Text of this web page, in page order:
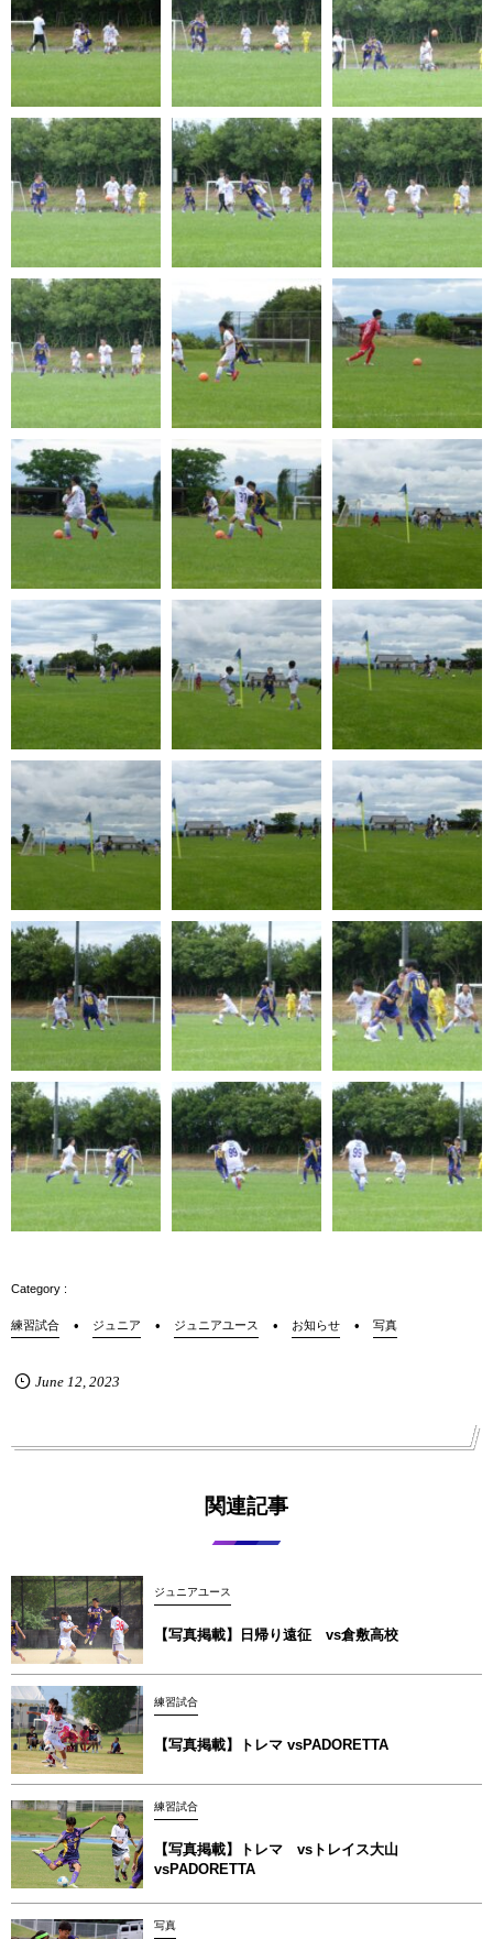
練習試合 ジュニア ジュニアユース お知らせ 写真
June 12, 2023
関連記事
ジュニアユース
【写真掲載】日帰り遠征 vs倉敷高校
練習試合
【写真掲載】トレマ vsPADORETTA
練習試合
【写真掲載】トレマ vsトレイス大山
vsPADORETTA
写真